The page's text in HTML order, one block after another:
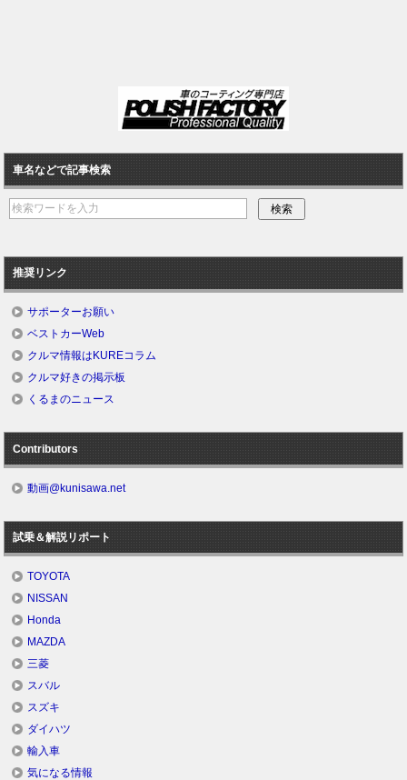
車名などで記事検索
推奨リンク
サポーターお願い
ベストカーWeb
クルマ情報はKUREコラム
クルマ好きの掲示板
くるまのニュース
Contributors
動画@kunisawa.net
試乗＆解説リポート
TOYOTA
NISSAN
Honda
MAZDA
三菱
スバル
スズキ
ダイハツ
輸入車
気になる情報